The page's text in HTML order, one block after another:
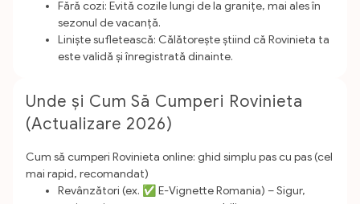
Fără cozi: Evită cozile lungi de la granițe, mai ales în
sezonul de vacanță.
Liniște sufletească: Călătorește știind că Rovinieta ta
este validă și înregistrată dinainte.
Unde și Cum Să Cumperi Rovinieta
(Actualizare 2026)
Cum să cumperi Rovinieta online: ghid simplu pas cu pas (cel
mai rapid, recomandat)
Revânzători (ex. ✅ E-Vignette Romania) – Sigur,